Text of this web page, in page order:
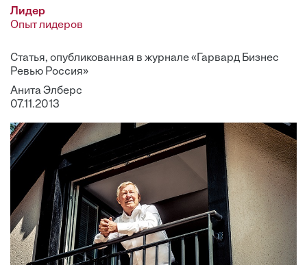
Лидер
Опыт лидеров
Статья, опубликованная в журнале «Гарвард Бизнес
Ревью Россия»
Анита Элберс
07.11.2013